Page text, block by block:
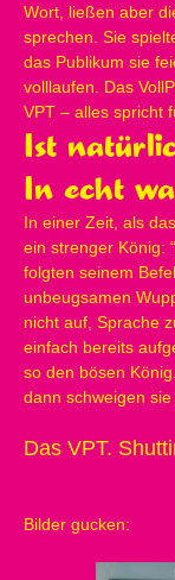
Wort, ließen aber
sprechen. Sie
das Publikum sie
volllaufen. Das
VPT – alles spricht
Ist
In echt
In einer Zeit, als
ein strenger König:
folgten seinem
unbeugsamen
nicht auf, Sprache
einfach bereits
so den bösen
dann schweigen
Das VPT.
Bilder gucken: